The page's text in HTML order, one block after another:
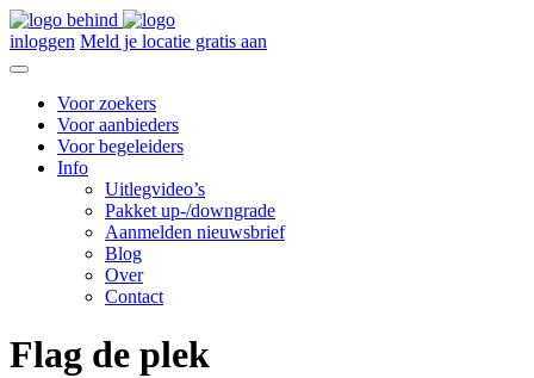
inloggen Meld je locatie gratis aan
Voor zoekers
Voor aanbieders
Voor begeleiders
Info
Uitlegvideo’s
Pakket up-/downgrade
Aanmelden nieuwsbrief
Blog
Over
Contact
Flag de plek